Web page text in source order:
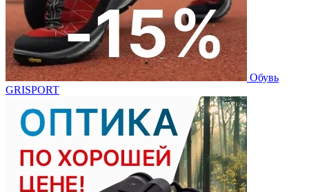
Обувь
GRISPORT